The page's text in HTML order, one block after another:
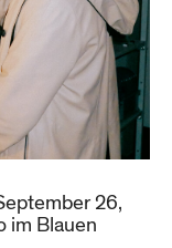
26,
im Blauen